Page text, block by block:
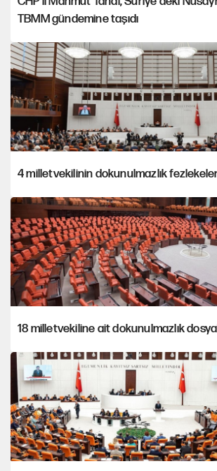
TBMM gündemine taşıdı
4 milletvekilinin dokunulmazlık
18 milletvekiline ait dokunulmazlık